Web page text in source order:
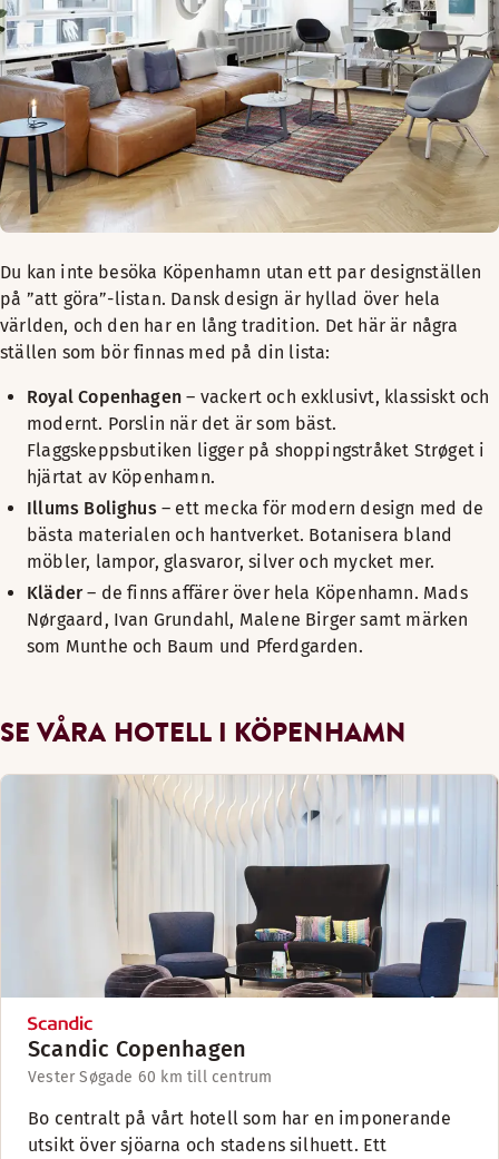
Du kan inte besöka Köpenhamn utan ett par designställen
på ”att göra”-listan. Dansk design är hyllad över hela
världen, och den har en lång tradition. Det här är några
ställen som bör finnas med på din lista:
Royal Copenhagen – vackert och exklusivt, klassiskt och
modernt. Porslin när det är som bäst.
Flaggskeppsbutiken ligger på shoppingstråket Strøget i
hjärtat av Köpenhamn.
Illums Bolighus– ett mecka för modern design med de
bästa materialen och hantverket. Botanisera bland
möbler, lampor, glasvaror, silver och mycket mer.
Kläder– de finns affärer över hela Köpenhamn. Mads
Nørgaard, Ivan Grundahl, Malene Birger samt märken
som Munthe och Baum und Pferdgarden.
SE VÅRA HOTELL I KÖPENHAMN
Scandic Copenhagen
Vester Søgade 60 km till centrum
Bo centralt på vårt hotell som har en imponerande
utsikt över sjöarna och stadens silhuett. Ett